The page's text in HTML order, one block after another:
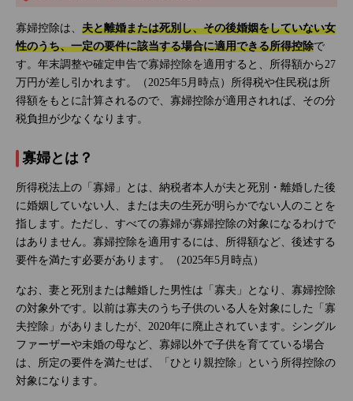
寡婦控除は、 夫と離婚または死別し、その後婚姻をしていない女
性のうち、一定の要件に該当する場合に適用できる所得控除で
す。年末調整や確定申告で寡婦控除を適用すると、所得額から27
万円が差し引かれます。（2025年5月時点）所得税や住民税は所
得額をもとに計算されるので、寡婦控除が適用されれば、その分
税負担が少なくなります。
寡婦とは？
所得税法上の「寡婦」とは、納税者本人が夫と死別・離婚した後
に婚姻していない人、または夫の生死が明らかでない人のことを
指します。ただし、すべての寡婦が寡婦控除の対象になるわけで
はありません。寡婦控除を適用するには、所得額など、後述する
要件を満たす必要があります。（2025年5月時点）
なお、妻と死別または離婚した男性は「寡夫」となり、寡婦控除
の対象外です。以前は寡夫のうち子供のいる人を対象にした「寡
夫控除」がありましたが、2020年に廃止されています。シングル
ファーザーや未婚の母など、寡婦以外で子供を育てている場合
は、所定の要件を満たせば、「ひとり親控除」という所得控除の
対象になります。